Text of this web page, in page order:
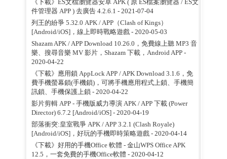
《下載》ES文檔瀏覽器安卓 APK ( 原 ES檔案瀏覽器 / ES文
件管理器 APP ) 去廣告 4.2.6.1 - 2021-07-04
列王的紛爭 5.32.0 APK / APP（Clash of Kings）
[Android/iOS]，線上即時戰略遊戲- 2020-05-03
Shazam APK / APP Download 10.26.0，免費線上聽 MP3 音
樂、搜尋音樂 MV 影片，Shazam 下載，Android APP-
2020-04-22
《下載》應用鎖 AppLock APP / APK Download 3.1.6，免
費手機螢幕鎖(手機鎖)，可將手機應用程式上鎖、手機簡
訊鎖、手機保護上鎖 - 2020-04-22
影片剪輯 APP - 手機版威力導演 APK / APP 下載 (Power
Director) 6.7.2 [Android/iOS]- 2020-04-19
部落衝突:皇室戰爭 APK / APP 3.2.1 (Clash Royale)
[Android/iOS]，好玩的手機即時策略遊戲- 2020-04-14
《下載》好用的手機Office 軟體 - 金山WPS Office APK
12.5，一套免費的手機Office軟體 - 2020-04-12